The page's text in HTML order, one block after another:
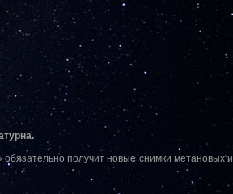
получит новые снимки метановых и